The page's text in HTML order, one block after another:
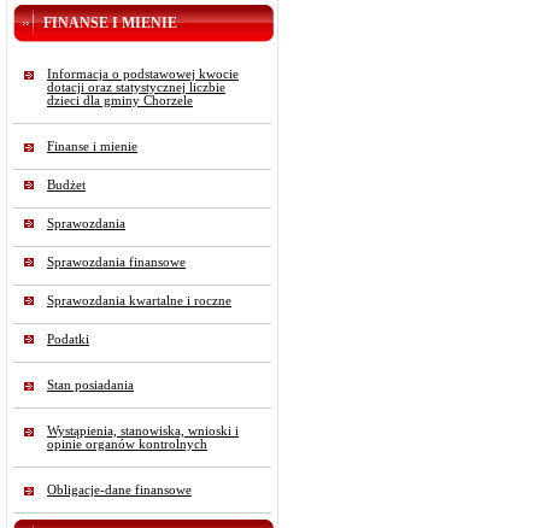
FINANSE I MIENIE
Informacja o podstawowej kwocie
dotacji oraz statystycznej liczbie
dzieci dla gminy Chorzele
Finanse i mienie
Budżet
Sprawozdania
Sprawozdania finansowe
Sprawozdania kwartalne i roczne
Podatki
Stan posiadania
Wystąpienia, stanowiska, wnioski i
opinie organów kontrolnych
Obligacje-dane finansowe